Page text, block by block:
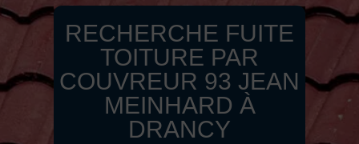
RECHERCHE FUITE
TOITURE PAR
COUVREUR 93 JEAN
MEINHARD À
DRANCY